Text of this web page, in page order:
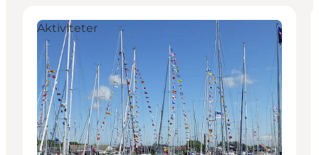
Aktiviteter